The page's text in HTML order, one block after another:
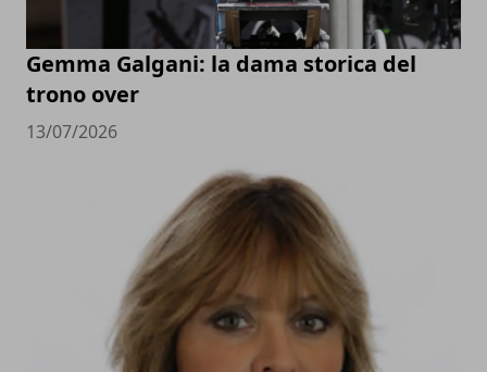
Gemma Galgani: la dama storica del
trono over
13/07/2026